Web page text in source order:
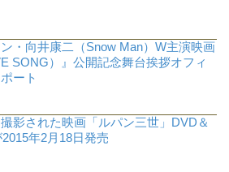
・向井康二（Snow Man）W主演映画
SONG）』公開記念舞台挨拶オフィ
ート
影された映画「ルパン三世」DVD＆
年2月18日発売